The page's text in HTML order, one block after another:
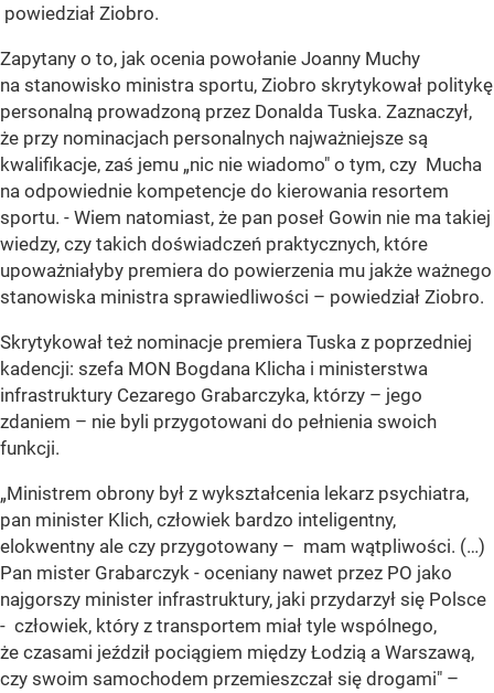
powiedział Ziobro.
Zapytany o to, jak ocenia powołanie Joanny Muchy
na stanowisko ministra sportu, Ziobro skrytykował politykę
personalną prowadzoną przez Donalda Tuska. Zaznaczył,
że przy nominacjach personalnych najważniejsze są
kwalifikacje, zaś jemu „nic nie wiadomo" o tym, czy Mucha
na odpowiednie kompetencje do kierowania resortem
sportu. - Wiem natomiast, że pan poseł Gowin nie ma takiej
wiedzy, czy takich doświadczeń praktycznych, które
upoważniałyby premiera do powierzenia mu jakże ważnego
stanowiska ministra sprawiedliwości – powiedział Ziobro.
Skrytykował też nominacje premiera Tuska z poprzedniej
kadencji: szefa MON Bogdana Klicha i ministerstwa
infrastruktury Cezarego Grabarczyka, którzy – jego
zdaniem – nie byli przygotowani do pełnienia swoich
funkcji.
„Ministrem obrony był z wykształcenia lekarz psychiatra,
pan minister Klich, człowiek bardzo inteligentny,
elokwentny ale czy przygotowany – mam wątpliwości. (…)
Pan mister Grabarczyk - oceniany nawet przez PO jako
najgorszy minister infrastruktury, jaki przydarzył się Polsce
- człowiek, który z transportem miał tyle wspólnego,
że czasami jeździł pociągiem między Łodzią a Warszawą,
czy swoim samochodem przemieszczał się drogami" –